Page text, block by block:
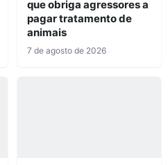
que obriga agressores a
pagar tratamento de
animais
7 de agosto de 2026